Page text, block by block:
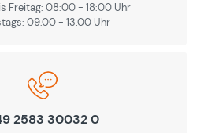
Freitag: 08:00 - 18:00 Uhr
09.00 - 13.00 Uhr
2583 30032 0